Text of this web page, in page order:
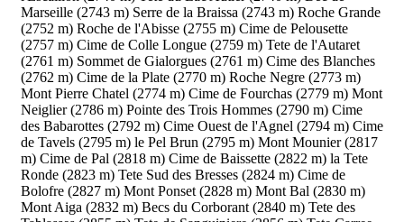
Marseille (2743 m) Serre de la Braissa (2743 m) Roche Grande
(2752 m) Roche de l'Abisse (2755 m) Cime de Pelousette
(2757 m) Cime de Colle Longue (2759 m) Tete de l'Autaret
(2761 m) Sommet de Gialorgues (2761 m) Cime des Blanches
(2762 m) Cime de la Plate (2770 m) Roche Negre (2773 m)
Mont Pierre Chatel (2774 m) Cime de Fourchas (2779 m) Mont
Neiglier (2786 m) Pointe des Trois Hommes (2790 m) Cime
des Babarottes (2792 m) Cime Ouest de l'Agnel (2794 m) Cime
de Tavels (2795 m) le Pel Brun (2795 m) Mont Mounier (2817
m) Cime de Pal (2818 m) Cime de Baissette (2822 m) la Tete
Ronde (2823 m) Tete Sud des Bresses (2824 m) Cime de
Bolofre (2827 m) Mont Ponset (2828 m) Mont Bal (2830 m)
Mont Aiga (2832 m) Becs du Corborant (2840 m) Tete des